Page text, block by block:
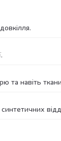
та навіть
синтетичних